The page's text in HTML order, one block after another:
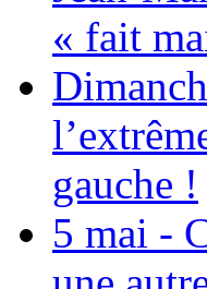
« fait
gauche !
5 mai -